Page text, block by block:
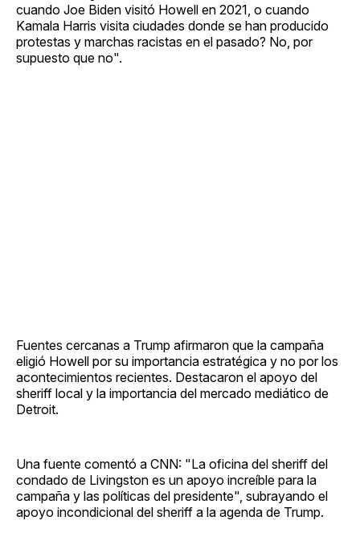
cuando Joe Biden visitó Howell en 2021, o cuando
Kamala Harris visita ciudades donde se han producido
protestas y marchas racistas en el pasado? No, por
supuesto que no".
Fuentes cercanas a Trump afirmaron que la campaña
eligió Howell por su importancia estratégica y no por los
acontecimientos recientes. Destacaron el apoyo del
sheriff local y la importancia del mercado mediático de
Detroit.
Una fuente comentó a CNN: "La oficina del sheriff del
condado de Livingston es un apoyo increíble para la
campaña y las políticas del presidente", subrayando el
apoyo incondicional del sheriff a la agenda de Trump.